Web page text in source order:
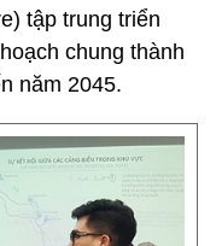
tập trung triển
chung thành
năm 2045.